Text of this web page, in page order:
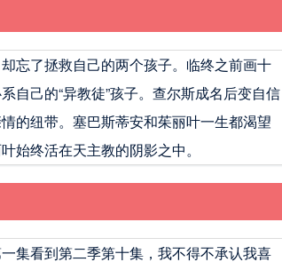
忘了拯救自己的两个孩子。临终之前画十
自己的“异教徒”孩子。查尔斯成名后变自信
的纽带。塞巴斯蒂安和茱丽叶一生都渴望
始终活在天主教的阴影之中。
集看到第二季第十集，我不得不承认我喜